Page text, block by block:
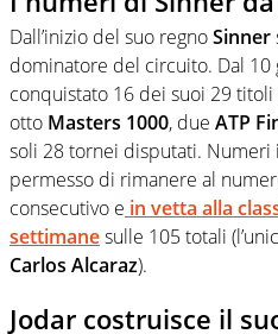
Dall’inizio del suo regnoSinner
dominatore del circuito. Dal 10
conquistato 16 dei suoi 29
otto Masters 1000, due ATP
soli 28 tornei disputati. Numeri
permesso di rimanere al
consecutivo e in vetta alla
settimanesulle 105 totali
Carlos Alcaraz).
Jodar costruisce il